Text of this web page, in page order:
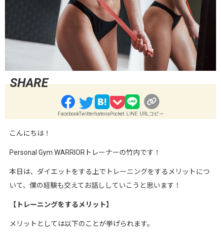
FacebookTwitterhatena Pocket LINE URLコピー
こんにちは！
Personal Gym WARRIOR トレーナーの竹内です！
本日は、ダイエットをする上でトレーニングをするメリットにつ
いて、僕の経験も交えてお話ししていこうと思います！
【トレーニングをするメリット】
メリットとしては以下のことが挙げられます。